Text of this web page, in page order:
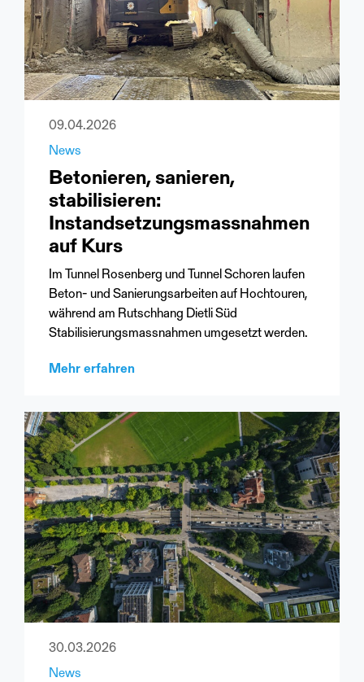
09.04.2026
News
Betonieren, sanieren,
stabilisieren:
Instandsetzungsmassnahmen
auf Kurs
Im Tunnel Rosenberg und Tunnel Schoren laufen
Beton- und Sanierungsarbeiten auf Hochtouren,
während am Rutschhang Dietli Süd
Stabilisierungsmassnahmen umgesetzt werden.
Mehr erfahren
30.03.2026
News